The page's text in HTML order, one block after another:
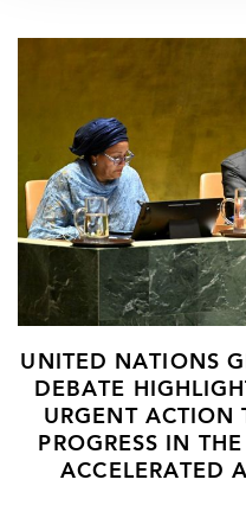
UNITED NATIONS
DEBATE
URGENT ACTION
PROGRESS IN
ACCELERATED